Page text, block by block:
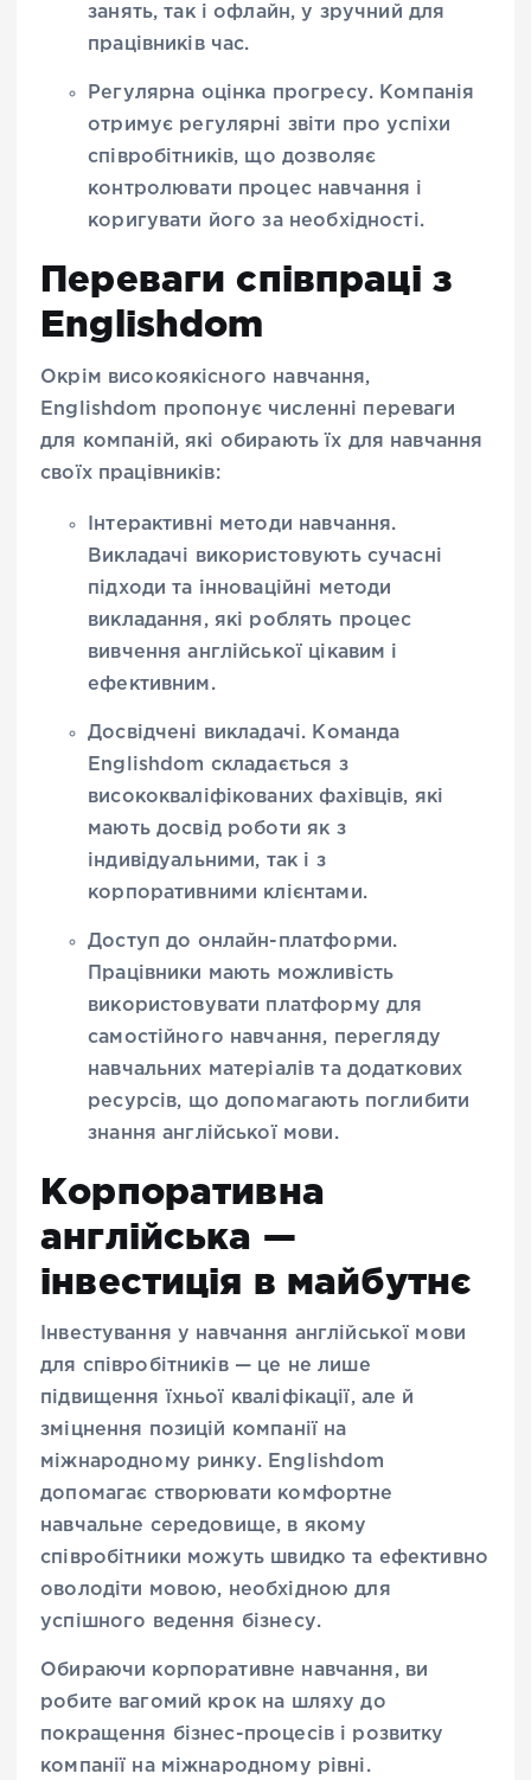
занять, так і офлайн, у зручний для
працівників час.
Регулярна оцінка прогресу. Компанія
отримує регулярні звіти про успіхи
співробітників, що дозволяє
контролювати процес навчання і
коригувати його за необхідності.
Переваги співпраці з
Englishdom
Окрім високоякісного навчання,
Englishdom пропонує численні переваги
для компаній, які обирають їх для навчання
своїх працівників:
Інтерактивні методи навчання.
Викладачі використовують сучасні
підходи та інноваційні методи
викладання, які роблять процес
вивчення англійської цікавим і
ефективним.
Досвідчені викладачі. Команда
Englishdom складається з
висококваліфікованих фахівців, які
мають досвід роботи як з
індивідуальними, так і з
корпоративними клієнтами.
Доступ до онлайн-платформи.
Працівники мають можливість
використовувати платформу для
самостійного навчання, перегляду
навчальних матеріалів та додаткових
ресурсів, що допомагають поглибити
знання англійської мови.
Корпоративна
англійська —
інвестиція в майбутнє
Інвестування у навчання англійської мови
для співробітників — це не лише
підвищення їхньої кваліфікації, але й
зміцнення позицій компанії на
міжнародному ринку. Englishdom
допомагає створювати комфортне
навчальне середовище, в якому
співробітники можуть швидко та ефективно
оволодіти мовою, необхідною для
успішного ведення бізнесу.
Обираючи корпоративне навчання, ви
робите вагомий крок на шляху до
покращення бізнес-процесів і розвитку
компанії на міжнародному рівні.